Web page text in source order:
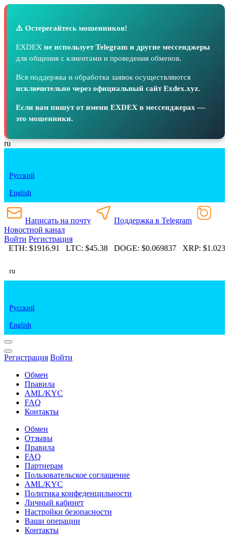
⚠️ Остерегайтесь мошенников!
EXDEX не использует Telegram и другие мессенджеры
для общения с клиентами и проведения обменов.
Вся поддержка и обработка заявок осуществляются
исключительно через официальный сайт Exdex.xyz.
Если вам пишут от имени EXDEX в мессенджерах —
это мошенники.
ru
Русский
English
Написать на почту
Поддержка в Telegram
Новостной канал
Войти Регистрация
ETH:$1916.91 LTC:$45.38 DOGE:$0.069837 XRP:$1.023
ru
Русский
English
Регистрация Войти
Обмен
Правила
AML/KYC
FAQ
Контакты
Обмен
Отзывы
Правила
FAQ
Партнерам
Пользовательское соглашение
AML/KYC
Политика конфеденцильности
Личный кабинет
Настройки безопасности
Ваши операции
Контакты